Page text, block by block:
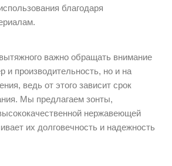
благодаря
важно обращать внимание
и производительность, но и на
ведь от этого зависит срок
Мы предлагаем зонты,
нержавеющей
их долговечность и надежность